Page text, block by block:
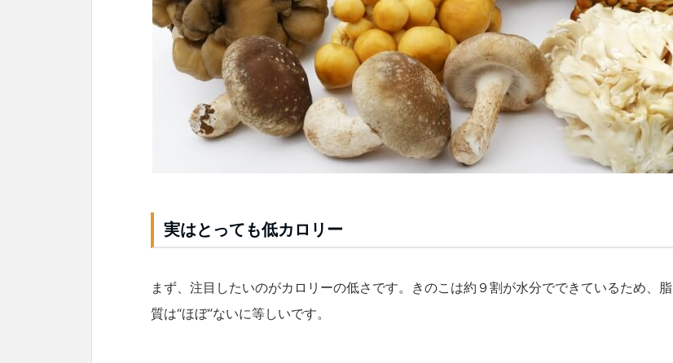
実はとっても低カロリー
まず、注目したいのがカロリーの低さです。きのこは約９割が水分でできているため、脂
質は“ほぼ”ないに等しいです。